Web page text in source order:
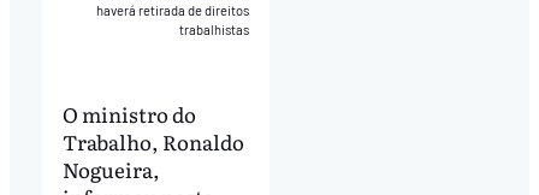
haverá retirada de direitos
trabalhistas
O ministro do
Trabalho, Ronaldo
Nogueira,